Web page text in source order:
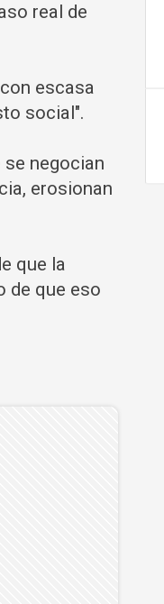
real de
escasa
social".
negocian
erosionan
que la
de que eso